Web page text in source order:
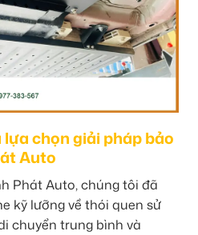
chọn giải pháp bảo
Auto
Phát Auto, chúng tôi đã
kỹ lưỡng về thói quen sử
chuyển trung bình và